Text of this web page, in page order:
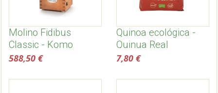
Molino Fidibus
Classic - Komo
588,50 €
Quinoa ecológica -
Quinua Real
7,80 €